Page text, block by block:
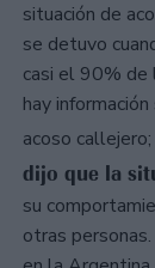
situación de
se detuvo
casi el 90% de
hay
acoso
dijo que la
su
otras